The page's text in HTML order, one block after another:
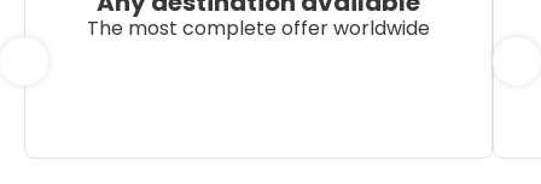
The most complete offer worldwide